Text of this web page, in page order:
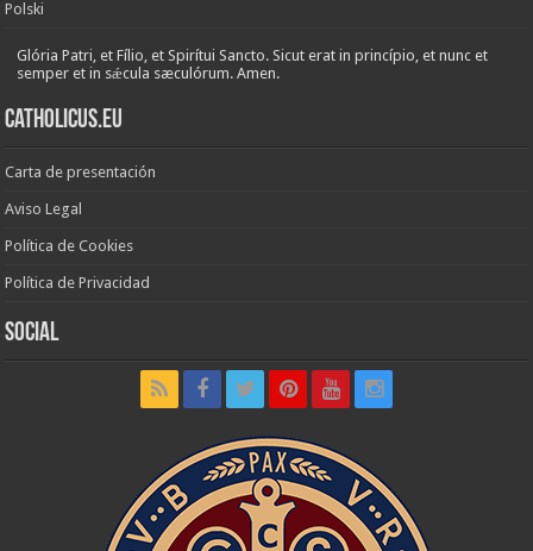
Polski
Glória Patri, et Fílio, et Spirítui Sancto. Sicut erat in princípio, et nunc et
semper et in sǽcula sæculórum. Amen.
Catholicus.eu
Carta de presentación
Aviso Legal
Política de Cookies
Política de Privacidad
Social